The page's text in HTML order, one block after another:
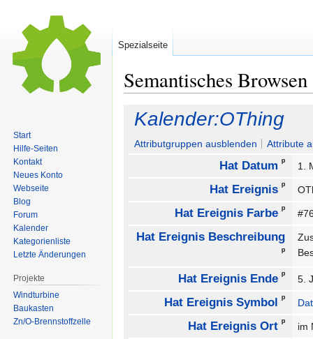
Semantisches Browsen
Zur
Navigation
springen
Zur
Suche
springen
Kalender:OThing
Attributgruppen ausblenden Attribute
Hat Datum ᵖ 1.
Hat Ereignis ᵖ
Hat Ereignis Farbe ᵖ
Hat Ereignis Beschreibung
ᵖ
Hat Ereignis Ende ᵖ 5.
Hat Ereignis Symbol ᵖ
Hat Ereignis Ort ᵖ im
Spezialseite
Start
Hilfe-Seiten
Kontakt
Neues Konto
Webseite
Blog
Forum
Kalender
Kategorienliste
Letzte Änderungen
Projekte
Windturbine
Baukasten
Zn/O-Brennstoffzelle